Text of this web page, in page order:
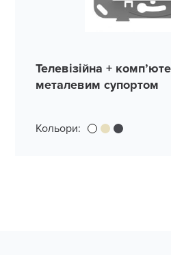
Телевізійна +
металевим супортом
Кольори: